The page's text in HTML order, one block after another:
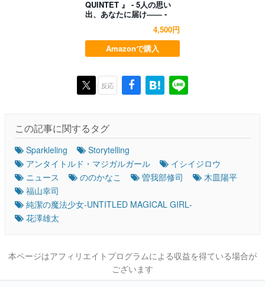
QUINTET 』 - 5人の思い
出、あなたに届け―― -
4,500円
Amazonで購入
反応
この記事に関するタグ
Sparkleling
Storytelling
アンタイトルド・マジガルガール
イシイジロウ
ニュース
ののかなこ 曽我部修司
木皿陽平
福山幸司
純潔の魔法少女‐UNTITLED MAGICAL GIRL‐
花澤雄太
本ページはアフィリエイトプログラムによる収益を得ている場合が
ございます